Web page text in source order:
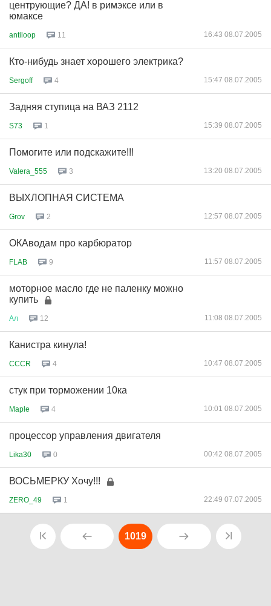
центрующие? ДА! в римэксе или в
юмаксе
antiloop 11 16:43 08.07.2005
Кто-нибудь знает хорошего электрика?
Sergoff 4 15:47 08.07.2005
Задняя ступица на ВАЗ 2112
S73 1 15:39 08.07.2005
Помогите или подскажите!!!
Valera_555 3 13:20 08.07.2005
ВЫХЛОПНАЯ СИСТЕМА
Grov 2 12:57 08.07.2005
ОКАводам про карбюратор
FLAB 9 11:57 08.07.2005
моторное масло где не паленку можно
купить
Ал 12 11:08 08.07.2005
Канистра кинула!
CCCR 4 10:47 08.07.2005
стук при торможении 10ка
Maple 4 10:01 08.07.2005
процессор управления двигателя
Lika30 0 00:42 08.07.2005
ВОСЬМЕРКУ Хочу!!!
ZERO_49 1 22:49 07.07.2005
1019